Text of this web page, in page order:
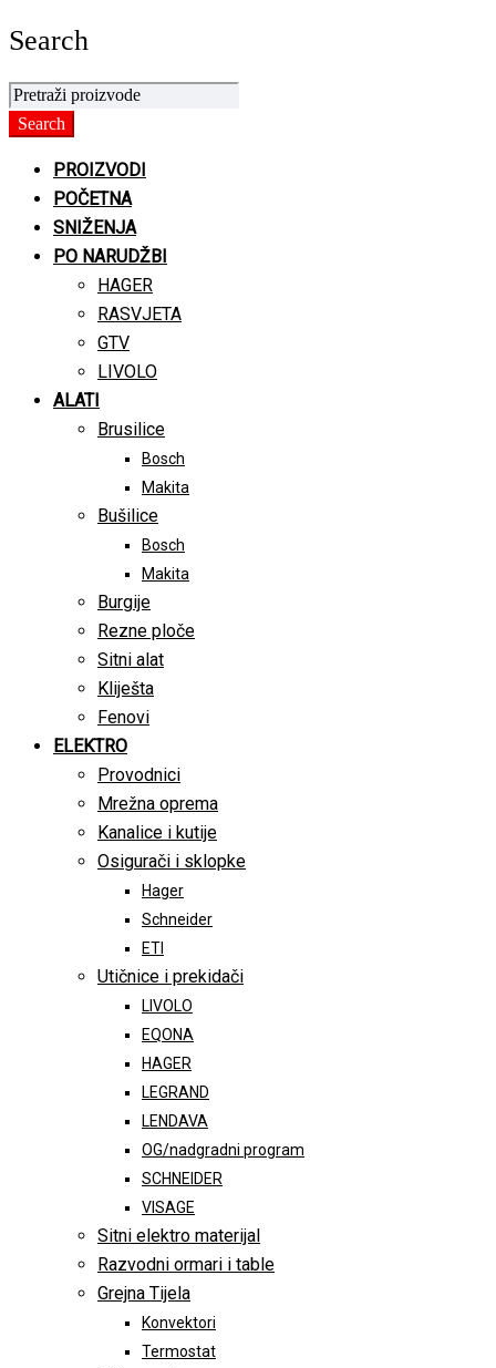
Search
PROIZVODI
POČETNA
SNIŽENJA
PO NARUDŽBI
HAGER
RASVJETA
GTV
LIVOLO
ALATI
Brusilice
Bosch
Makita
Bušilice
Bosch
Makita
Burgije
Rezne ploče
Sitni alat
Kliješta
Fenovi
ELEKTRO
Provodnici
Mrežna oprema
Kanalice i kutije
Osigurači i sklopke
Hager
Schneider
ETI
Utičnice i prekidači
LIVOLO
EQONA
HAGER
LEGRAND
LENDAVA
OG/nadgradni program
SCHNEIDER
VISAGE
Sitni elektro materijal
Razvodni ormari i table
Grejna Tijela
Konvektori
Termostat